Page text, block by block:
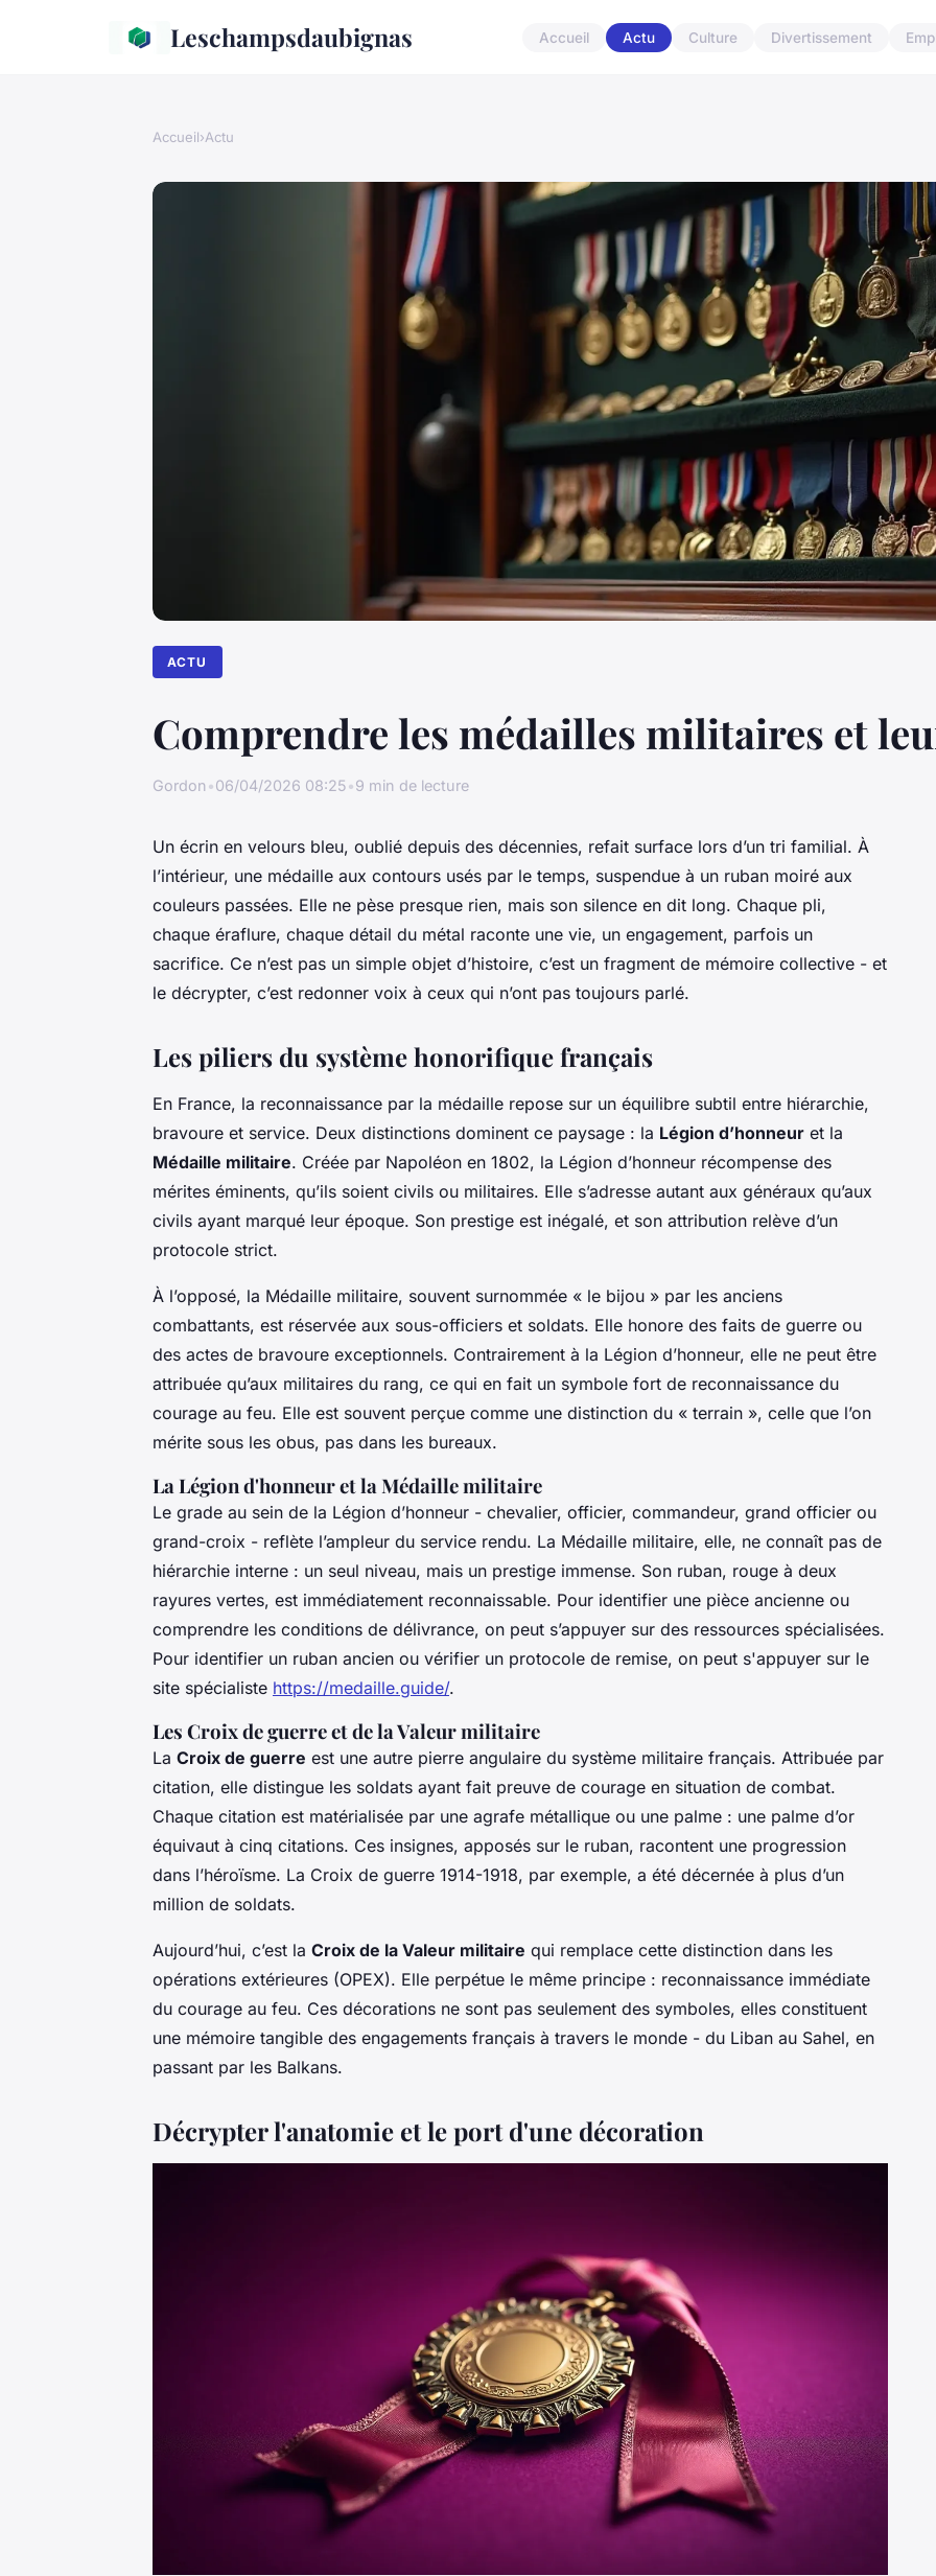
Leschampsdaubignas Accueil Actu Culture Divertissement
Accueil›Actu
ACTU
Comprendre les médailles militaires et
Gordon•06/04/2026 08:25•9 min de lecture
Un écrin en velours bleu, oublié depuis des décennies, refait surface lors d’un tri familial. À
l’intérieur, une médaille aux contours usés par le temps, suspendue à un ruban moiré aux
couleurs passées. Elle ne pèse presque rien, mais son silence en dit long. Chaque pli,
chaque éraflure, chaque détail du métal raconte une vie, un engagement, parfois un
sacrifice. Ce n’est pas un simple objet d’histoire, c’est un fragment de mémoire collective - et
le décrypter, c’est redonner voix à ceux qui n’ont pas toujours parlé.
Les piliers du système honorifique français
En France, la reconnaissance par la médaille repose sur un équilibre subtil entre hiérarchie,
bravoure et service. Deux distinctions dominent ce paysage : la Légion d’honneur et la
Médaille militaire. Créée par Napoléon en 1802, la Légion d’honneur récompense des
mérites éminents, qu’ils soient civils ou militaires. Elle s’adresse autant aux généraux qu’aux
civils ayant marqué leur époque. Son prestige est inégalé, et son attribution relève d’un
protocole strict.
À l’opposé, la Médaille militaire, souvent surnommée « le bijou » par les anciens
combattants, est réservée aux sous-officiers et soldats. Elle honore des faits de guerre ou
des actes de bravoure exceptionnels. Contrairement à la Légion d’honneur, elle ne peut être
attribuée qu’aux militaires du rang, ce qui en fait un symbole fort de reconnaissance du
courage au feu. Elle est souvent perçue comme une distinction du « terrain », celle que l’on
mérite sous les obus, pas dans les bureaux.
La Légion d'honneur et la Médaille militaire
Le grade au sein de la Légion d’honneur - chevalier, officier, commandeur, grand officier ou
grand-croix - reflète l’ampleur du service rendu. La Médaille militaire, elle, ne connaît pas de
hiérarchie interne : un seul niveau, mais un prestige immense. Son ruban, rouge à deux
rayures vertes, est immédiatement reconnaissable. Pour identifier une pièce ancienne ou
comprendre les conditions de délivrance, on peut s’appuyer sur des ressources spécialisées.
Pour identifier un ruban ancien ou vérifier un protocole de remise, on peut s'appuyer sur le
site spécialiste https://medaille.guide/.
Les Croix de guerre et de la Valeur militaire
La Croix de guerre est une autre pierre angulaire du système militaire français. Attribuée par
citation, elle distingue les soldats ayant fait preuve de courage en situation de combat.
Chaque citation est matérialisée par une agrafe métallique ou une palme : une palme d’or
équivaut à cinq citations. Ces insignes, apposés sur le ruban, racontent une progression
dans l’héroïsme. La Croix de guerre 1914-1918, par exemple, a été décernée à plus d’un
million de soldats.
Aujourd’hui, c’est la Croix de la Valeur militaire qui remplace cette distinction dans les
opérations extérieures (OPEX). Elle perpétue le même principe : reconnaissance immédiate
du courage au feu. Ces décorations ne sont pas seulement des symboles, elles constituent
une mémoire tangible des engagements français à travers le monde - du Liban au Sahel, en
passant par les Balkans.
Décrypter l'anatomie et le port d'une décoration